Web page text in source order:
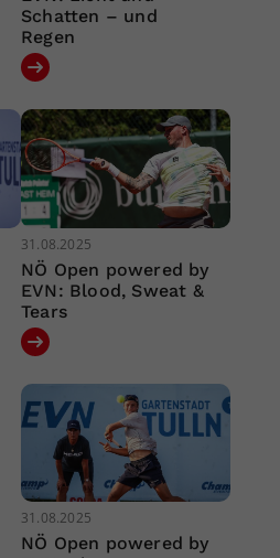
Schatten – und
Regen
31.08.2025
NÖ Open powered by
EVN: Blood, Sweat &
Tears
31.08.2025
NÖ Open powered by